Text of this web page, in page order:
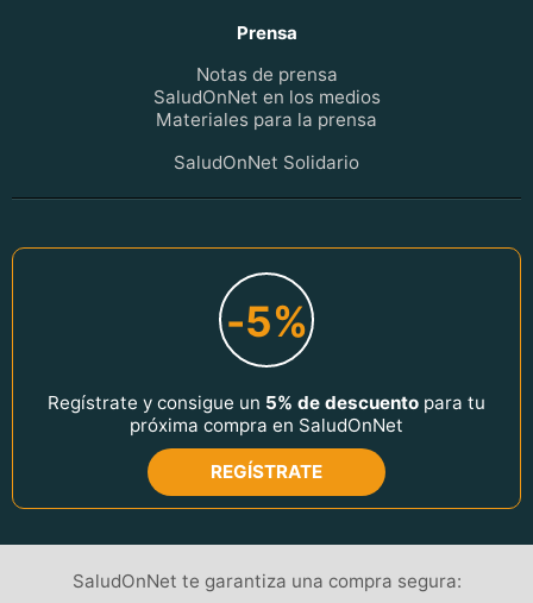
Prensa
Notas de prensa
SaludOnNet en los medios
Materiales para la prensa
SaludOnNet Solidario
-5%
Regístrate y consigue un 5% de descuento para tu
próxima compra en SaludOnNet
REGÍSTRATE
SaludOnNet te garantiza una compra segura: